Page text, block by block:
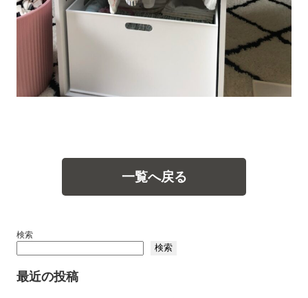
一覧へ戻る
検索
検索
最近の投稿